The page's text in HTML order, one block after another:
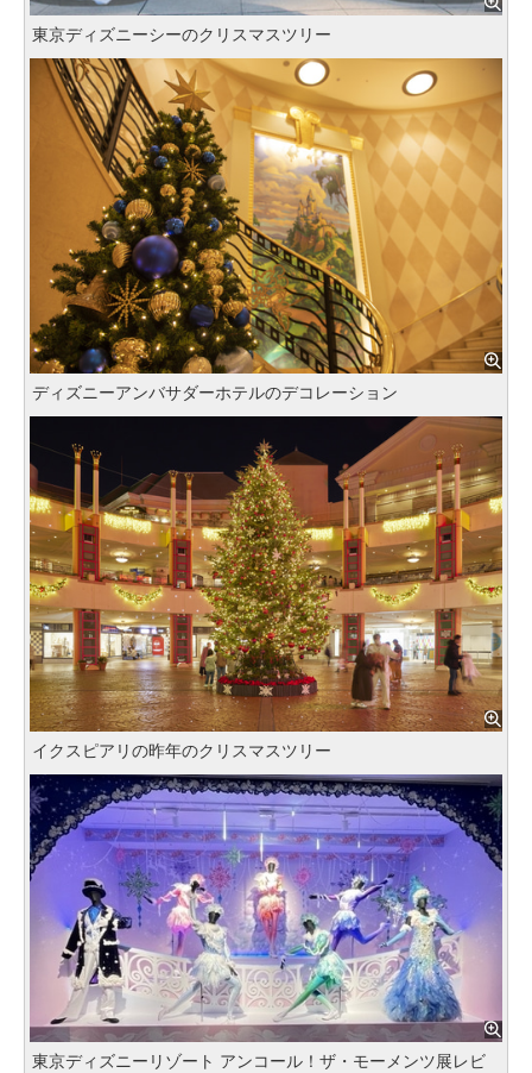
東京ディズニーシーのクリスマスツリー
ディズニーアンバサダーホテルのデコレーション
イクスピアリの昨年のクリスマスツリー
東京ディズニーリゾート アンコール！ザ・モーメンツ展レビ